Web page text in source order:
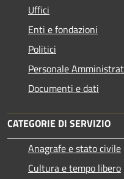
Uffici
Enti e fondazioni
Politici
Personale
Documenti e dati
CATEGORIE DI SERVIZIO
Anagrafe e stato civile
Cultura e tempo libero